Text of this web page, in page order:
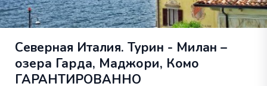
Северная Италия. Турин - Милан –
озера Гарда, Маджори, Комо
ГАРАНТИРОВАННО